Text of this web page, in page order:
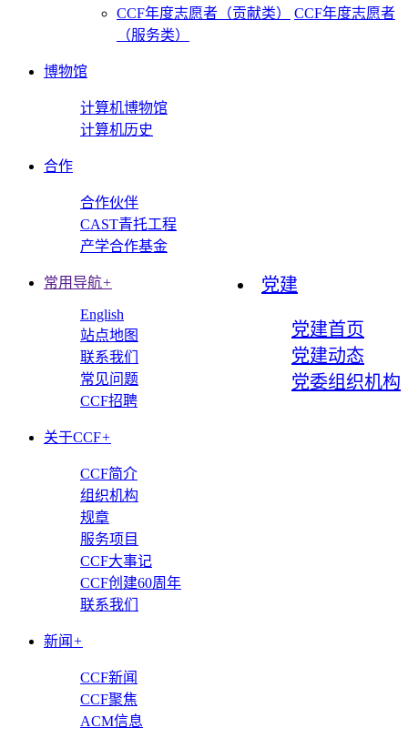
CCF年度志愿者（贡献类）
CCF年度志愿者
（服务类）
博物馆
计算机博物馆
计算机历史
合作
合作伙伴
CAST青托工程
产学合作基金
党建
党建首页
党建动态
党委组织机构
常用导航+
English
站点地图
联系我们
常见问题
CCF招聘
关于CCF+
CCF简介
组织机构
规章
服务项目
CCF大事记
CCF创建60周年
联系我们
新闻 +
CCF新闻
CCF聚焦
ACM信息